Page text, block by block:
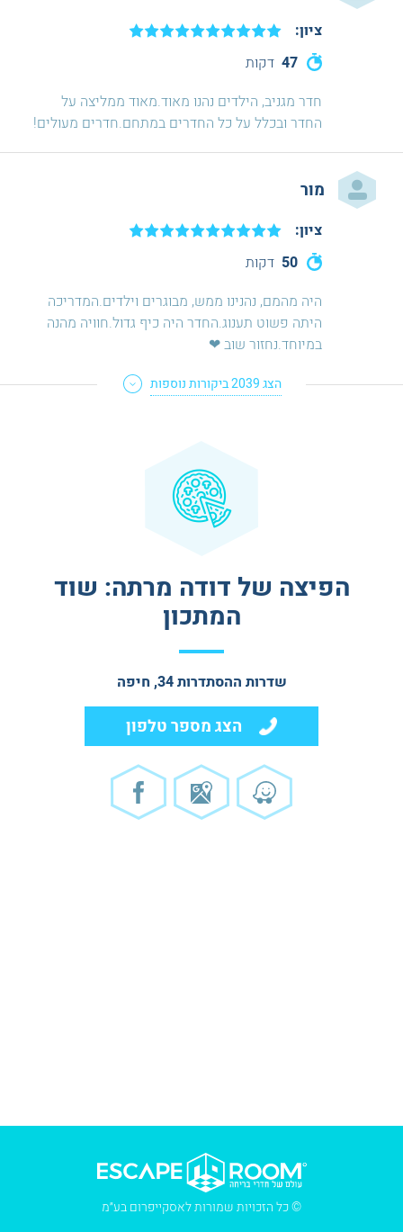
47 דקות
ציון:
חדר מגניב, הילדים נהנו מאוד.מאוד ממליצה על
החדר ובכלל על כל החדרים במתחם.חדרים מעולים!
מור
50 דקות
ציון:
היה מהמם, נהנינו ממש, מבוגרים וילדים.המדריכה
היתה פשוט תענוג.החדר היה כיף גדול.חוויה מהנה
במיוחד.נחזור שוב ❤
הצג2039ביקורות נוספות
הפיצה של דודה מרתה: שוד
המתכון
שדרות ההסתדרות 34, חיפה
הצג מספר טלפון
© כל הזכויות שמורות לאסקייפרום בע״מ